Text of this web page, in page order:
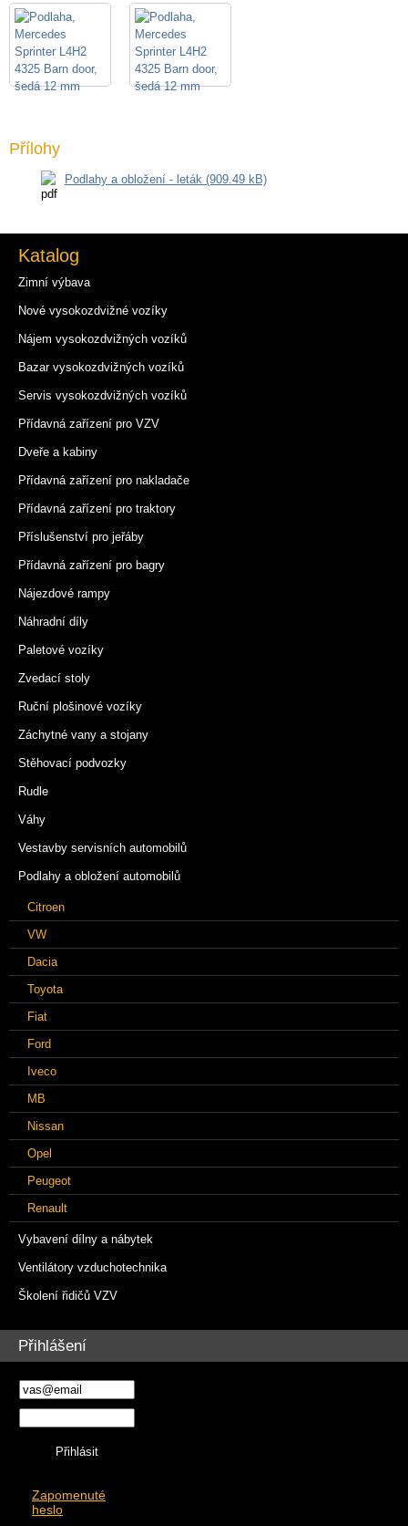
Přílohy
Podlahy a obložení - leták (909.49 kB)
Katalog
Zimní výbava
Nové vysokozdvižné vozíky
Nájem vysokozdvižných vozíků
Bazar vysokozdvižných vozíků
Servis vysokozdvižných vozíků
Přídavná zařízení pro VZV
Dveře a kabiny
Přídavná zařízení pro nakladače
Přídavná zařízení pro traktory
Příslušenství pro jeřáby
Přídavná zařízení pro bagry
Nájezdové rampy
Náhradní díly
Paletové vozíky
Zvedací stoly
Ruční plošinové vozíky
Záchytné vany a stojany
Stěhovací podvozky
Rudle
Váhy
Vestavby servisních automobilů
Podlahy a obložení automobilů
Citroen
VW
Dacia
Toyota
Fiat
Ford
Iveco
MB
Nissan
Opel
Peugeot
Renault
Vybavení dílny a nábytek
Ventilátory vzduchotechnika
Školení řidičů VZV
Přihlášení
Zapomenuté
heslo